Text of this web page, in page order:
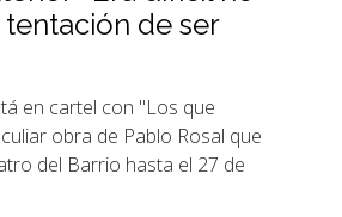
de ser
en cartel con "Los que
obra de Pablo Rosal que
del Barrio hasta el 27 de